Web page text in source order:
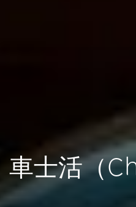
車士活（